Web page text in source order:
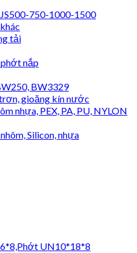
750-1000-1500
tải
nắp
BW3329
gioăng kín nước
nhựa, PEX, PA, PU, NYLON
Silicon, nhựa
UN10*18*8